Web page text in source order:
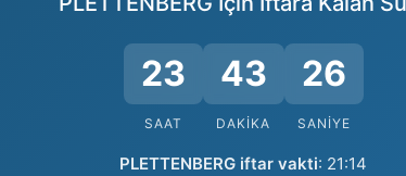
23
SAAT
43
DAKIKA
25
SANIYE
PLETTENBERG iftar vakti: 21:14